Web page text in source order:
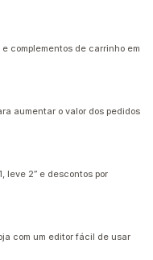
complementos de carrinho em
aumentar o valor dos pedidos
leve 2” e descontos por
com um editor fácil de usar